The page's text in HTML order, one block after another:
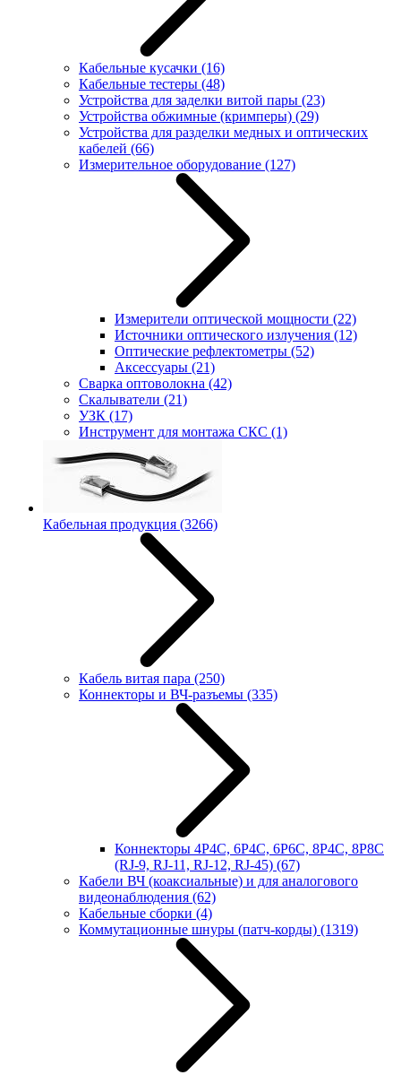
Кабельные кусачки (16)
Кабельные тестеры (48)
Устройства для заделки витой пары (23)
Устройства обжимные (кримперы) (29)
Устройства для разделки медных и оптических
кабелей (66)
Измерительное оборудование (127)
Измерители оптической мощности (22)
Источники оптического излучения (12)
Оптические рефлектометры (52)
Аксессуары (21)
Сварка оптоволокна (42)
Скалыватели (21)
УЗК (17)
Инструмент для монтажа СКС (1)
Кабельная продукция (3266)
Кабель витая пара (250)
Коннекторы и ВЧ-разъемы (335)
Коннекторы 4P4C, 6P4C, 6P6C, 8P4C, 8P8C
(RJ-9, RJ-11, RJ-12, RJ-45) (67)
Кабели ВЧ (коаксиальные) и для аналогового
видеонаблюдения (62)
Кабельные сборки (4)
Коммутационные шнуры (патч-корды) (1319)